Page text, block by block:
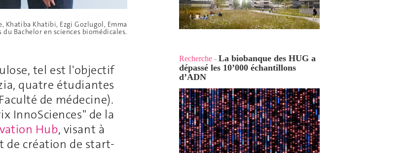
Khatiba Khatibi, Ezgi Gozlugol, Emma
Bachelor en sciences biomédicales.
tel est l'objectif
quatre étudiantes
de médecine).
InnoSciences" de la
Hub, visant à
de création de start-
Recherche - La biobanque des HUG a
dépassé les 10’000 échantillons
d’ADN